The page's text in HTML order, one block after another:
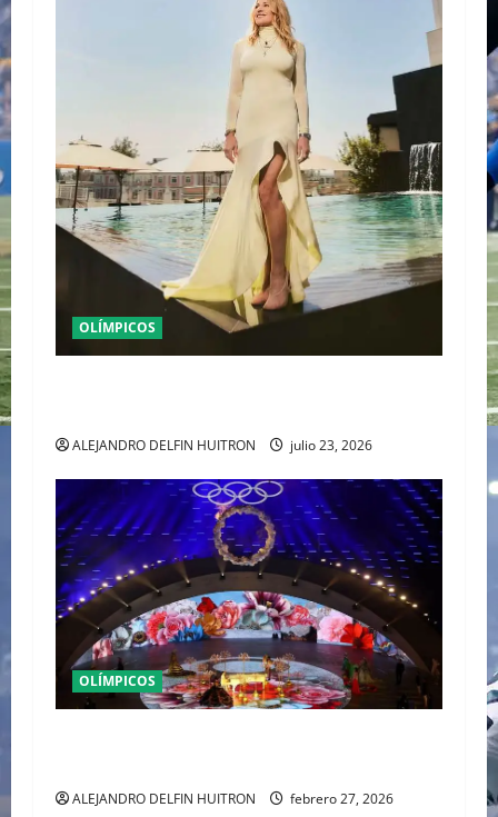
OLÍMPICOS
ALEJANDRO DELFIN HUITRON julio 23, 2026
OLÍMPICOS
ALEJANDRO DELFIN HUITRON febrero 27, 2026